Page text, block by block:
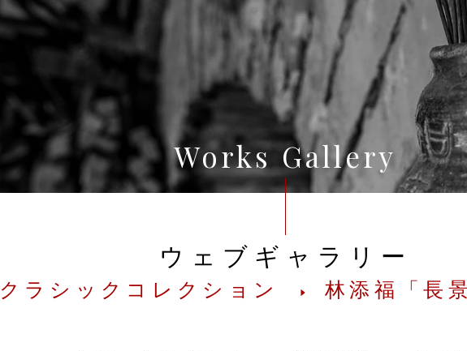
Works Gallery
ウェブギャラリー
クラシックコレクション 林添福「長